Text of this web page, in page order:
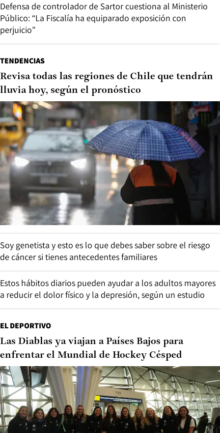
Defensa de controlador de Sartor cuestiona al Ministerio
Público: “La Fiscalía ha equiparado exposición con
perjuicio”
TENDENCIAS
Revisa todas las regiones de Chile que tendrán
lluvia hoy, según el pronóstico
Soy genetista y esto es lo que debes saber sobre el riesgo
de cáncer si tienes antecedentes familiares
Estos hábitos diarios pueden ayudar a los adultos mayores
a reducir el dolor físico y la depresión, según un estudio
EL DEPORTIVO
Las Diablas ya viajan a Países Bajos para
enfrentar el Mundial de Hockey Césped